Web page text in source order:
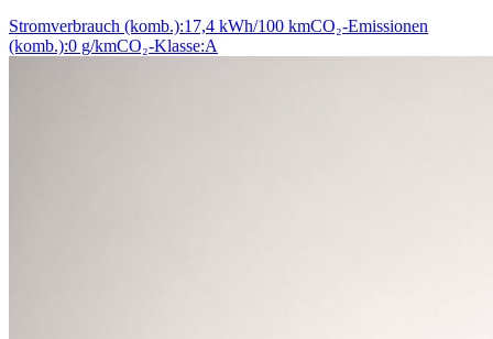
Stromverbrauch (komb.):17,4 kWh/100 kmCO₂-Emissionen
(komb.):0 g/kmCO₂-Klasse:A